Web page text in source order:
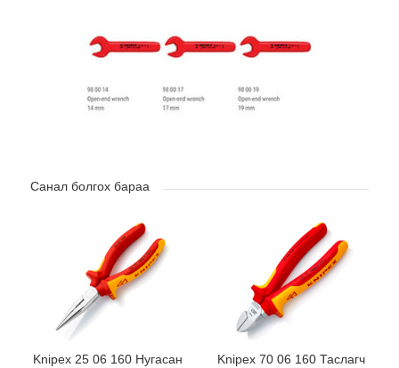
Санал болгох бараа
Knipex 25 06 160 Нугасан
Knipex 70 06 160 Таслагч